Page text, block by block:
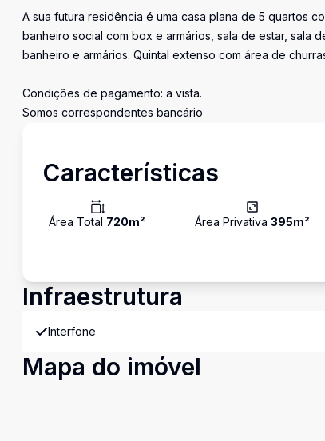
A sua futura residência é uma casa plana de 5 quartos
banheiro social com box e armários, sala de estar, sala
banheiro e armários. Quintal extenso com área de
Condições de pagamento: a vista.
Somos correspondentes bancário
Características
Área Total 720m² Área Privativa 395m²
Infraestrutura
Interfone
Mapa do imóvel